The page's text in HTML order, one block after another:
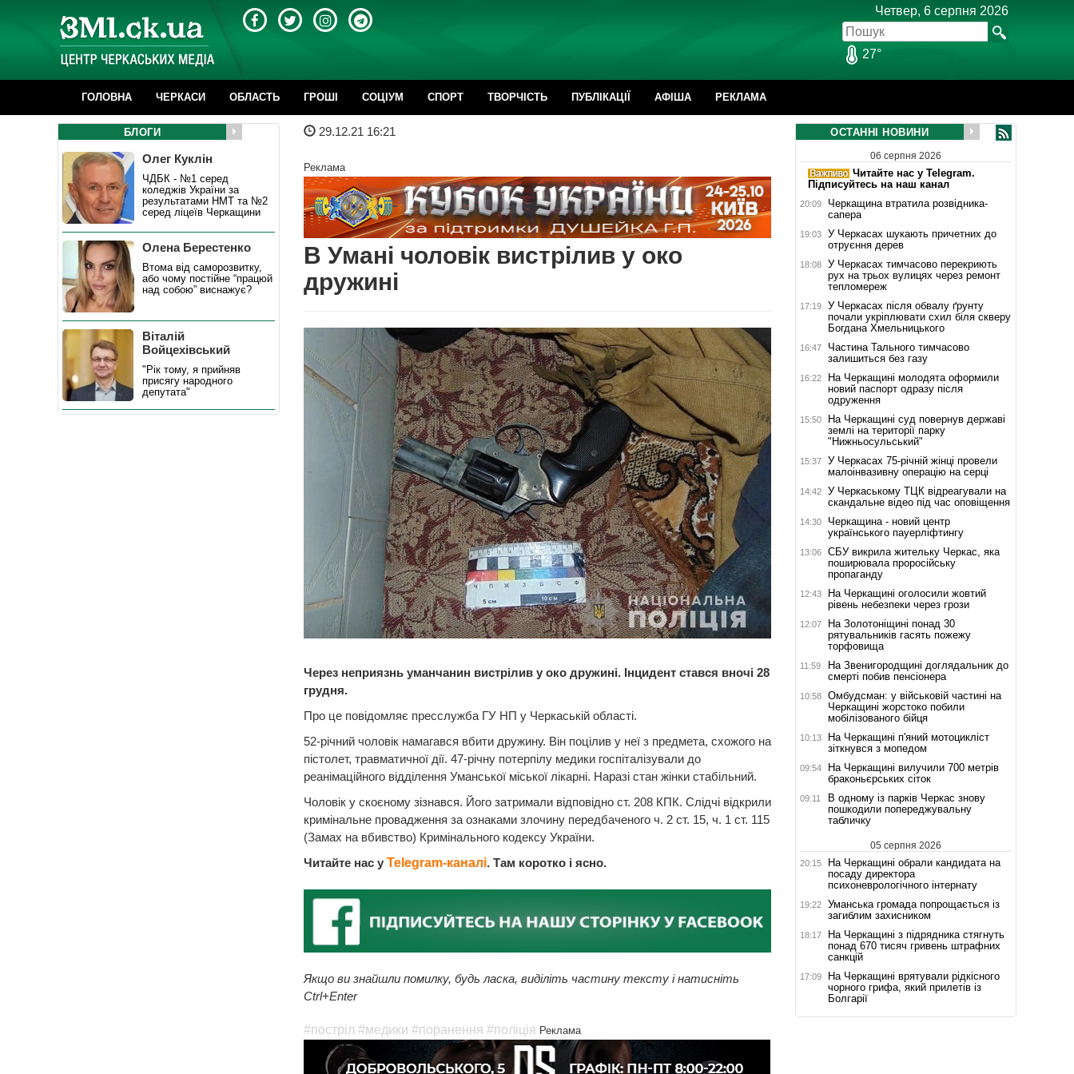
Четвер, 6 серпня 2026
27°
ГОЛОВНА ЧЕРКАСИ ОБЛАСТЬ ГРОШІ CОЦІУМ СПОРТ ТВОРЧІСТЬ ПУБЛІКАЦІЇ АФІША РЕКЛАМА
29.12.21 16:21
Реклама
В Умані чоловік вистрілив у око
дружині
Через неприязнь уманчанин вистрілив у око дружині. Інцидент стався вночі 28
грудня.
Про це повідомляє пресслужба ГУ НП у Черкаській області.
52-річний чоловік намагався вбити дружину. Він поцілив у неї з предмета, схожого на
пістолет, травматичної дії. 47-річну потерпілу медики госпіталізували до
реанімаційного відділення Уманської міської лікарні. Наразі стан жінки стабільний.
Чоловік у скоєному зізнався. Його затримали відповідно ст. 208 КПК. Слідчі відкрили
кримінальне провадження за ознаками злочину передбаченого ч. 2 ст. 15, ч. 1 ст. 115
(Замах на вбивство) Кримінального кодексу України.
Читайте нас у Telegram-каналі. Там коротко і ясно.
Якщо ви знайшли помилку, будь ласка, виділіть частину тексту і натисніть
Ctrl+Enter
#постріл #медики #поранення #поліція Реклама
БЛОГИ
Олег Куклін
ЧДБК - №1 серед
коледжів України за
результатами НМТ та №2
серед ліцеїв Черкащини
Олена Берестенко
Втома від саморозвитку,
або чому постійне “працюй
над собою” виснажує?
Віталій
Войцехівський
"Рік тому, я прийняв
присягу народного
депутата"
ОСТАННІ НОВИНИ
06 серпня 2026
Читайте нас у Telegram.
Підписуйтесь на наш канал
20:09
Черкащина втратила розвідника-
сапера
19:03
У Черкасах шукають причетних до
отруєння дерев
18:08
У Черкасах тимчасово перекриють
рух на трьох вулицях через ремонт
тепломереж
17:19
У Черкасах після обвалу ґрунту
почали укріплювати схил біля скверу
Богдана Хмельницького
16:47
Частина Тального тимчасово
залишиться без газу
16:22
На Черкащині молодята оформили
новий паспорт одразу після
одруження
15:50
На Черкащині суд повернув державі
землі на території парку
"Нижньосульський"
15:37
У Черкасах 75-річній жінці провели
малоінвазивну операцію на серці
14:42
У Черкаському ТЦК відреагували на
скандальне відео під час оповіщення
14:30
Черкащина - новий центр
українського пауерліфтингу
13:06
СБУ викрила жительку Черкас, яка
поширювала проросійську
пропаганду
12:43
На Черкащині оголосили жовтий
рівень небезпеки через грози
12:07
На Золотоніщині понад 30
рятувальників гасять пожежу
торфовища
11:59
На Звенигородщині доглядальник до
смерті побив пенсіонера
10:58
Омбудсман: у військовій частині на
Черкащині жорстоко побили
мобілізованого бійця
10:13
На Черкащині п'яний мотоцикліст
зіткнувся з мопедом
09:54
На Черкащині вилучили 700 метрів
браконьєрських сіток
09:11
В одному із парків Черкас знову
пошкодили попереджувальну
табличку
05 серпня 2026
20:15
На Черкащині обрали кандидата на
посаду директора
психоневрологічного інтернату
19:22
Уманська громада попрощається із
загиблим захисником
18:17
На Черкащині з підрядника стягнуть
понад 670 тисяч гривень штрафних
санкцій
17:09
На Черкащині врятували рідкісного
чорного грифа, який прилетів із
Болгарії